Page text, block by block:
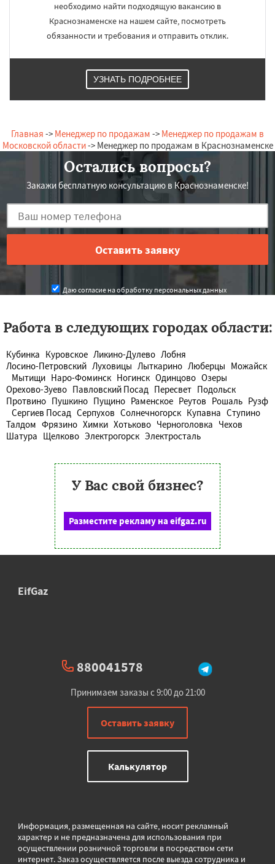
необходимо найти подходящую вакансию в
Краснознаменске на нашем сайте, посмотреть
обязанности и требования и отправить отклик.
УЗНАТЬ ПОДРОБНЕЕ
Главная -> Менеджер по продажам -> Менеджер по продажам в
Московской области-> Менеджер по продажам в Краснознаменске
Остались вопросы?
Закажи бесплатную консультацию в Краснознаменске!
Даю согласие на обработку персональных данных
Работа в следующих городах области:
Кубинка Куровское Ликино-Дулево Лобня
Лосино-Петровский Луховицы Лыткарино Люберцы Можайск
Мытищи Наро-Фоминск Ногинск Одинцово Озеры
Орехово-Зуево Павловский Посад Пересвет Подольск
Протвино Пушкино Пущино Раменское Реутов Рошаль Рузф
Сергиев Посад Серпухов Солнечногорск Купавна Ступино
Талдом Фрязино Химки Хотьково Черноголовка Чехов
Шатура Щелково Электрогорск Электросталь
У Вас свой бизнес?
Разместите рекламу на eifgaz.ru
EifGaz
880041578
Принимаем заказы с 9:00 до 21:00
Оставить заявку
Калькулятор
Информация, размещенная на сайте, носит рекламный
характер и не предназначена для использования при
осуществлении розничной торговли в посредством сети
интернет. Заказ осуществляется после выезда сотрудника и